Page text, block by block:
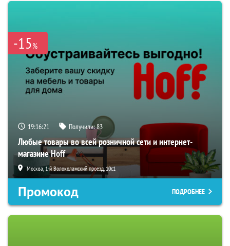
-15%
19:16:20 Получили:83
Любые товары во всей розничной сети и интернет-
магазине Hoff
Москва, 1-й Волоколамский проезд, 10с1
Промокод ПОДРОБНЕЕ